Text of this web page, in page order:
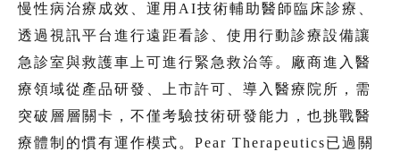
慢性病治療成效、運用AI技術輔助醫師臨床診療、
透過視訊平台進行遠距看診、使用行動診療設備讓
急診室與救護車上可進行緊急救治等。廠商進入醫
療領域從產品研發、上市許可、導入醫療院所，需
突破層層關卡，不僅考驗技術研發能力，也挑戰醫
療體制的慣有運作模式。Pear Therapeutics已過關